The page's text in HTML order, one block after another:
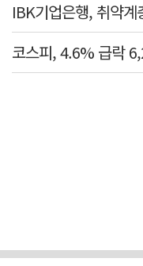
코스피, 4.6% 급락